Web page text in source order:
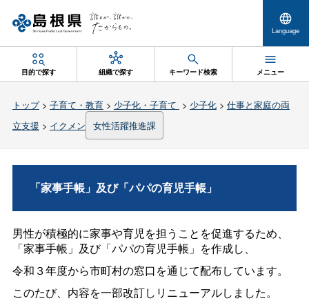
Language
目的で探す 組織で探す キーワード検索 メニュー
トップ> 子育て・教育> 少子化・子育て > 少子化> 仕事と家庭の両
立支援 > イクメン 女性活躍推進課
「家事手帳」及び「パパの育児手帳」
男性が積極的に家事や育児を担うことを促進するため、
「家事手帳」及び「パパの育児手帳」を作成し、
令和３年度から市町村の窓口を通じて配布しています。
このたび、内容を一部改訂しリニューアルしました。